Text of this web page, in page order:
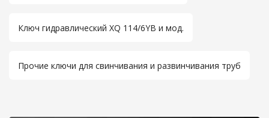
Ключ гидравлический XQ 114/6YВ и мод.
Прочие ключи для свинчивания и развинчивания труб